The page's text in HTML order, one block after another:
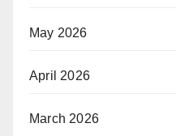
May 2026
April 2026
March 2026